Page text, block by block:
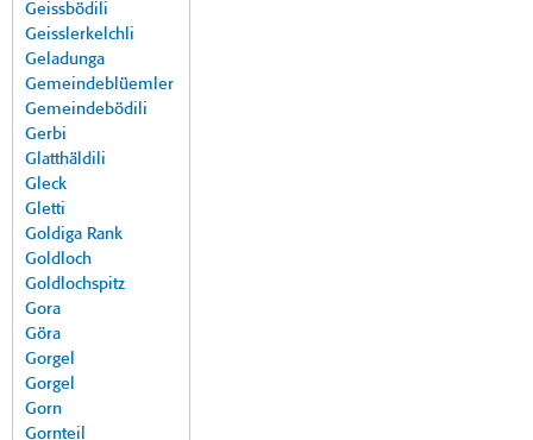
Geissbödili
Geisslerkelchli
Geladunga
Gemeindeblüemler
Gemeindebödili
Gerbi
Glatthäldili
Gleck
Gletti
Goldiga Rank
Goldloch
Goldlochspitz
Gora
Göra
Gorgel
Gorgel
Gorn
Gornteil